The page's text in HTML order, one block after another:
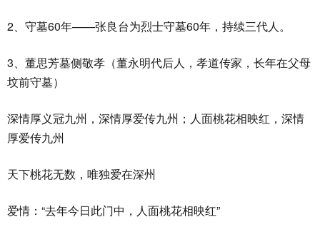
2、守墓60年——张良台为烈士守墓60年，持续三代人。
3、董思芳墓侧敬孝（董永明代后人，孝道传家，长年在父母
坟前守墓）
深情厚义冠九州，深情厚爱传九州；人面桃花相映红，深情
厚爱传九州
天下桃花无数，唯独爱在深州
爱情：“去年今日此门中，人面桃花相映红”